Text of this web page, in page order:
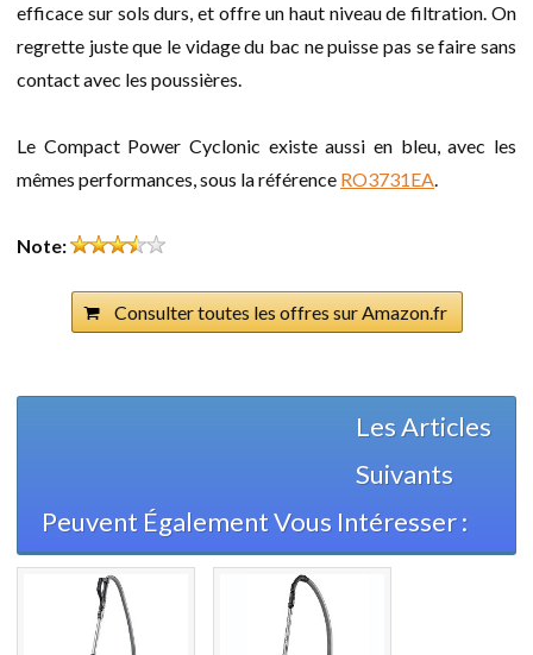
efficace sur sols durs, et offre un haut niveau de filtration. On
regrette juste que le vidage du bac ne puisse pas se faire sans
contact avec les poussières.
Le Compact Power Cyclonic existe aussi en bleu, avec les
mêmes performances, sous la référence RO3731EA.
Note:
Consulter toutes les offres sur Amazon.fr
Les Articles
Suivants
Peuvent Également Vous Intéresser :